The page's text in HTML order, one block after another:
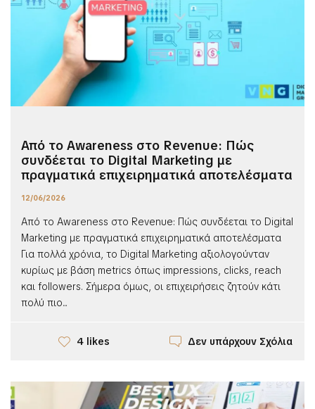
Από το Awareness στο Revenue: Πώς
συνδέεται το Digital Marketing με
πραγματικά επιχειρηματικά αποτελέσματα
12/06/2026
Από το Awareness στο Revenue: Πώς συνδέεται το Digital
Marketing με πραγματικά επιχειρηματικά αποτελέσματα
Για πολλά χρόνια, το Digital Marketing αξιολογούνταν
κυρίως με βάση metrics όπως impressions, clicks, reach
και followers. Σήμερα όμως, οι επιχειρήσεις ζητούν κάτι
πολύ πιο...
4 likes Δεν υπάρχουν Σχόλια